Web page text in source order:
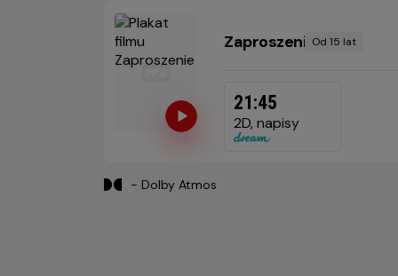
Minimalny
Od 15 lat
Zaproszenie
21:45
2D, napisy
- Dolby Atmos